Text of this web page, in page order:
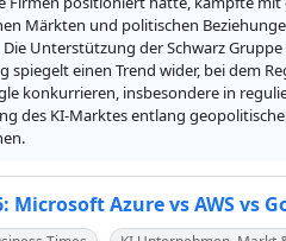
Märkten und politischen
Unterstützung der Schwarz
spiegelt einen Trend wider, bei dem
konkurrieren, insbesondere in
des KI-Marktes entlang
Microsoft Azure vs AWS vs